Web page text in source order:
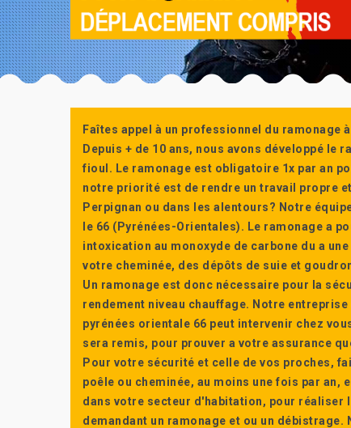
Faîtes appel à un professionnel du ramonage
Depuis + de 10 ans, nous avons développé le
fioul. Le ramonage est obligatoire 1x par an
notre priorité est de rendre un travail propre
Perpignan ou dans les alentours? Notre
le 66 (Pyrénées-Orientales). Le ramonage a
intoxication au monoxyde de carbone du a
votre cheminée, des dépôts de suie et
Un ramonage est donc nécessaire pour la
rendement niveau chauffage. Notre
pyrénées orientale 66 peut intervenir chez
sera remis, pour prouver a votre assurance
Pour votre sécurité et celle de vos proches,
poêle ou cheminée, au moins une fois par
dans votre secteur d'habitation, pour réaliser
demandant un ramonage et ou un